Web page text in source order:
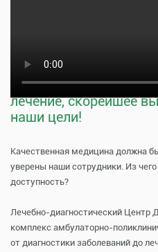
Тщательная
лечение, скорейшее
наши цели!
Качественная медицина должна
уверены наши сотрудники. Из
доступность?
Лечебно-диагностический Центр
комплекс амбулаторно-
от диагностики заболеваний до